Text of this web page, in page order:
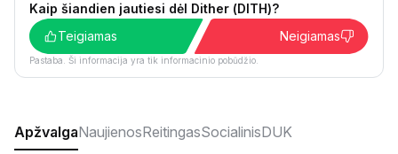
Kaip šiandien jautiesi dėl Dither (DITH)?
Teigiamas
Neigiamas
Pastaba. Ši informacija yra tik informacinio pobūdžio.
ApžvalgaNaujienosReitingasSocialinisDUK